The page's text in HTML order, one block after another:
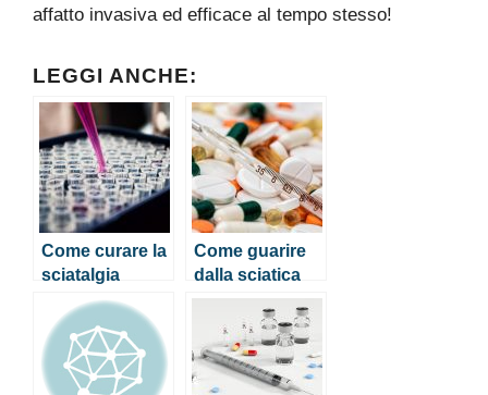
affatto invasiva ed efficace al tempo stesso!
LEGGI ANCHE:
Come curare la
sciatalgia
Come guarire
dalla sciatica